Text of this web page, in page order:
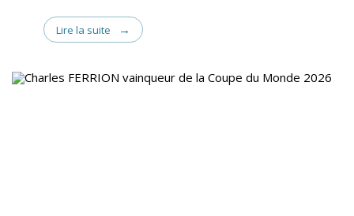
Lire la suite